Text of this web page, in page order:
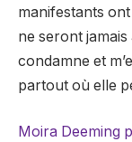
manifestants
ne seront
condamne et
partout où elle
Moira Deeming